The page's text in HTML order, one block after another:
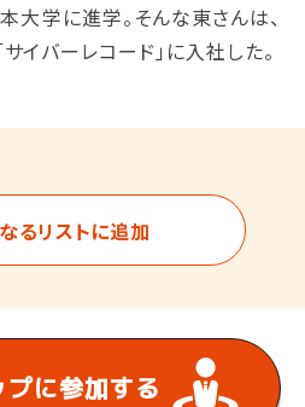
大学に進学。そんな東さんは、
イバーレコード」に入社した。
るリストに追加
プに参加する